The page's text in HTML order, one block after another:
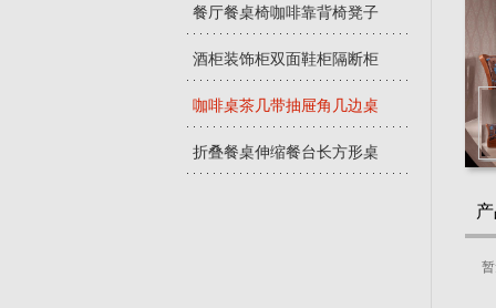
餐厅餐桌椅咖啡靠背椅凳子
酒柜装饰柜双面鞋柜隔断柜
咖啡桌茶几带抽屉角几边桌
折叠餐桌伸缩餐台长方形桌